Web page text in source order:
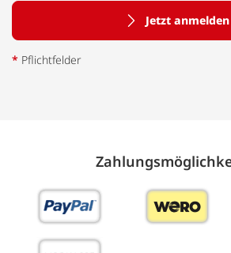
Jetzt anmelden
* Pflichtfelder